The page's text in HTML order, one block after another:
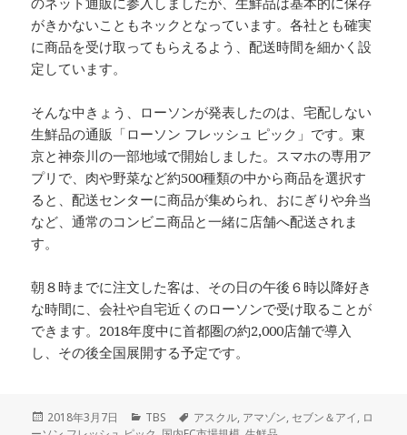
がきかないこともネックとなっています。各社とも確実
に商品を受け取ってもらえるよう、配送時間を細かく設
定しています。
そんな中きょう、ローソンが発表したのは、宅配しない
生鮮品の通販「ローソン フレッシュ ピック」です。東
京と神奈川の一部地域で開始しました。スマホの専用ア
プリで、肉や野菜など約500種類の中から商品を選択す
ると、配送センターに商品が集められ、おにぎりや弁当
など、通常のコンビニ商品と一緒に店舗へ配送されま
す。
朝８時までに注文した客は、その日の午後６時以降好き
な時間に、会社や自宅近くのローソンで受け取ることが
できます。2018年度中に首都圏の約2,000店舗で導入
し、その後全国展開する予定です。
投
2018年3月7日
カ
TBS
タ
アスクル, アマゾン, セブン＆アイ, ロ